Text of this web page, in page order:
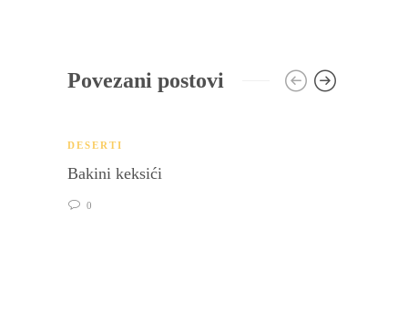
Povezani postovi
DESERTI
Bakini keksići
0